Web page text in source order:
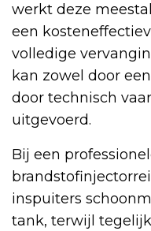
werkt deze
een
volledige
kan zowel door
door technisch
uitgevoerd.
Bij een
inspuiters
tank, terwijl